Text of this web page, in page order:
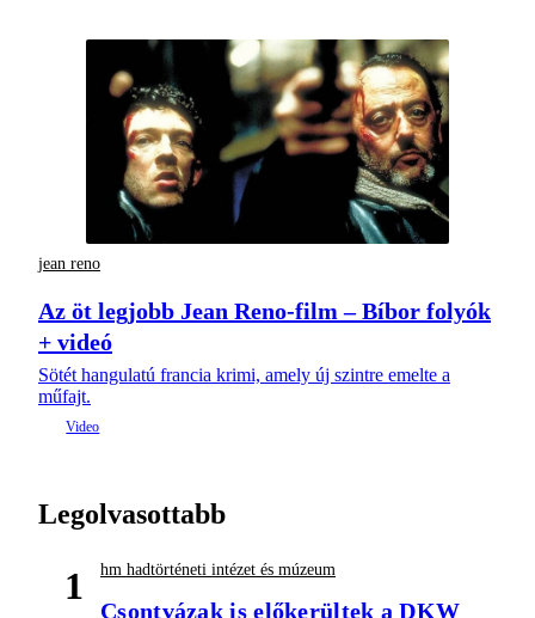
jean reno
Az öt legjobb Jean Reno-film – Bíbor folyók
+ videó
Sötét hangulatú francia krimi, amely új szintre emelte a
műfajt.
Legolvasottabb
1 hm hadtörténeti intézet és múzeum
Csontvázak is előkerültek a DKW